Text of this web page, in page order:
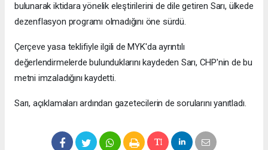
bulunarak iktidara yönelik eleştirilerini de dile getiren Sarı, ülkede
dezenflasyon programı olmadığını öne sürdü.
Çerçeve yasa teklifiyle ilgili de MYK'da ayrıntılı
değerlendirmelerde bulunduklarını kaydeden Sarı, CHP'nin de bu
metni imzaladığını kaydetti.
Sarı, açıklamaları ardından gazetecilerin de sorularını yanıtladı.